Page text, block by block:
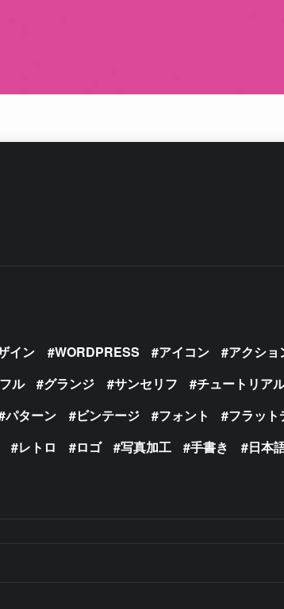
イン WORDPRESS アイコン
アクショ
ル グランジ サンセリフ チュートリア
パターン ビンテージ フォント フラット
レトロ ロゴ 写真加工 手書き 日本